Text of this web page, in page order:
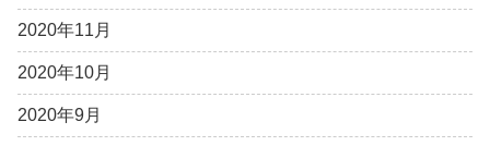
2020年11月
2020年10月
2020年9月